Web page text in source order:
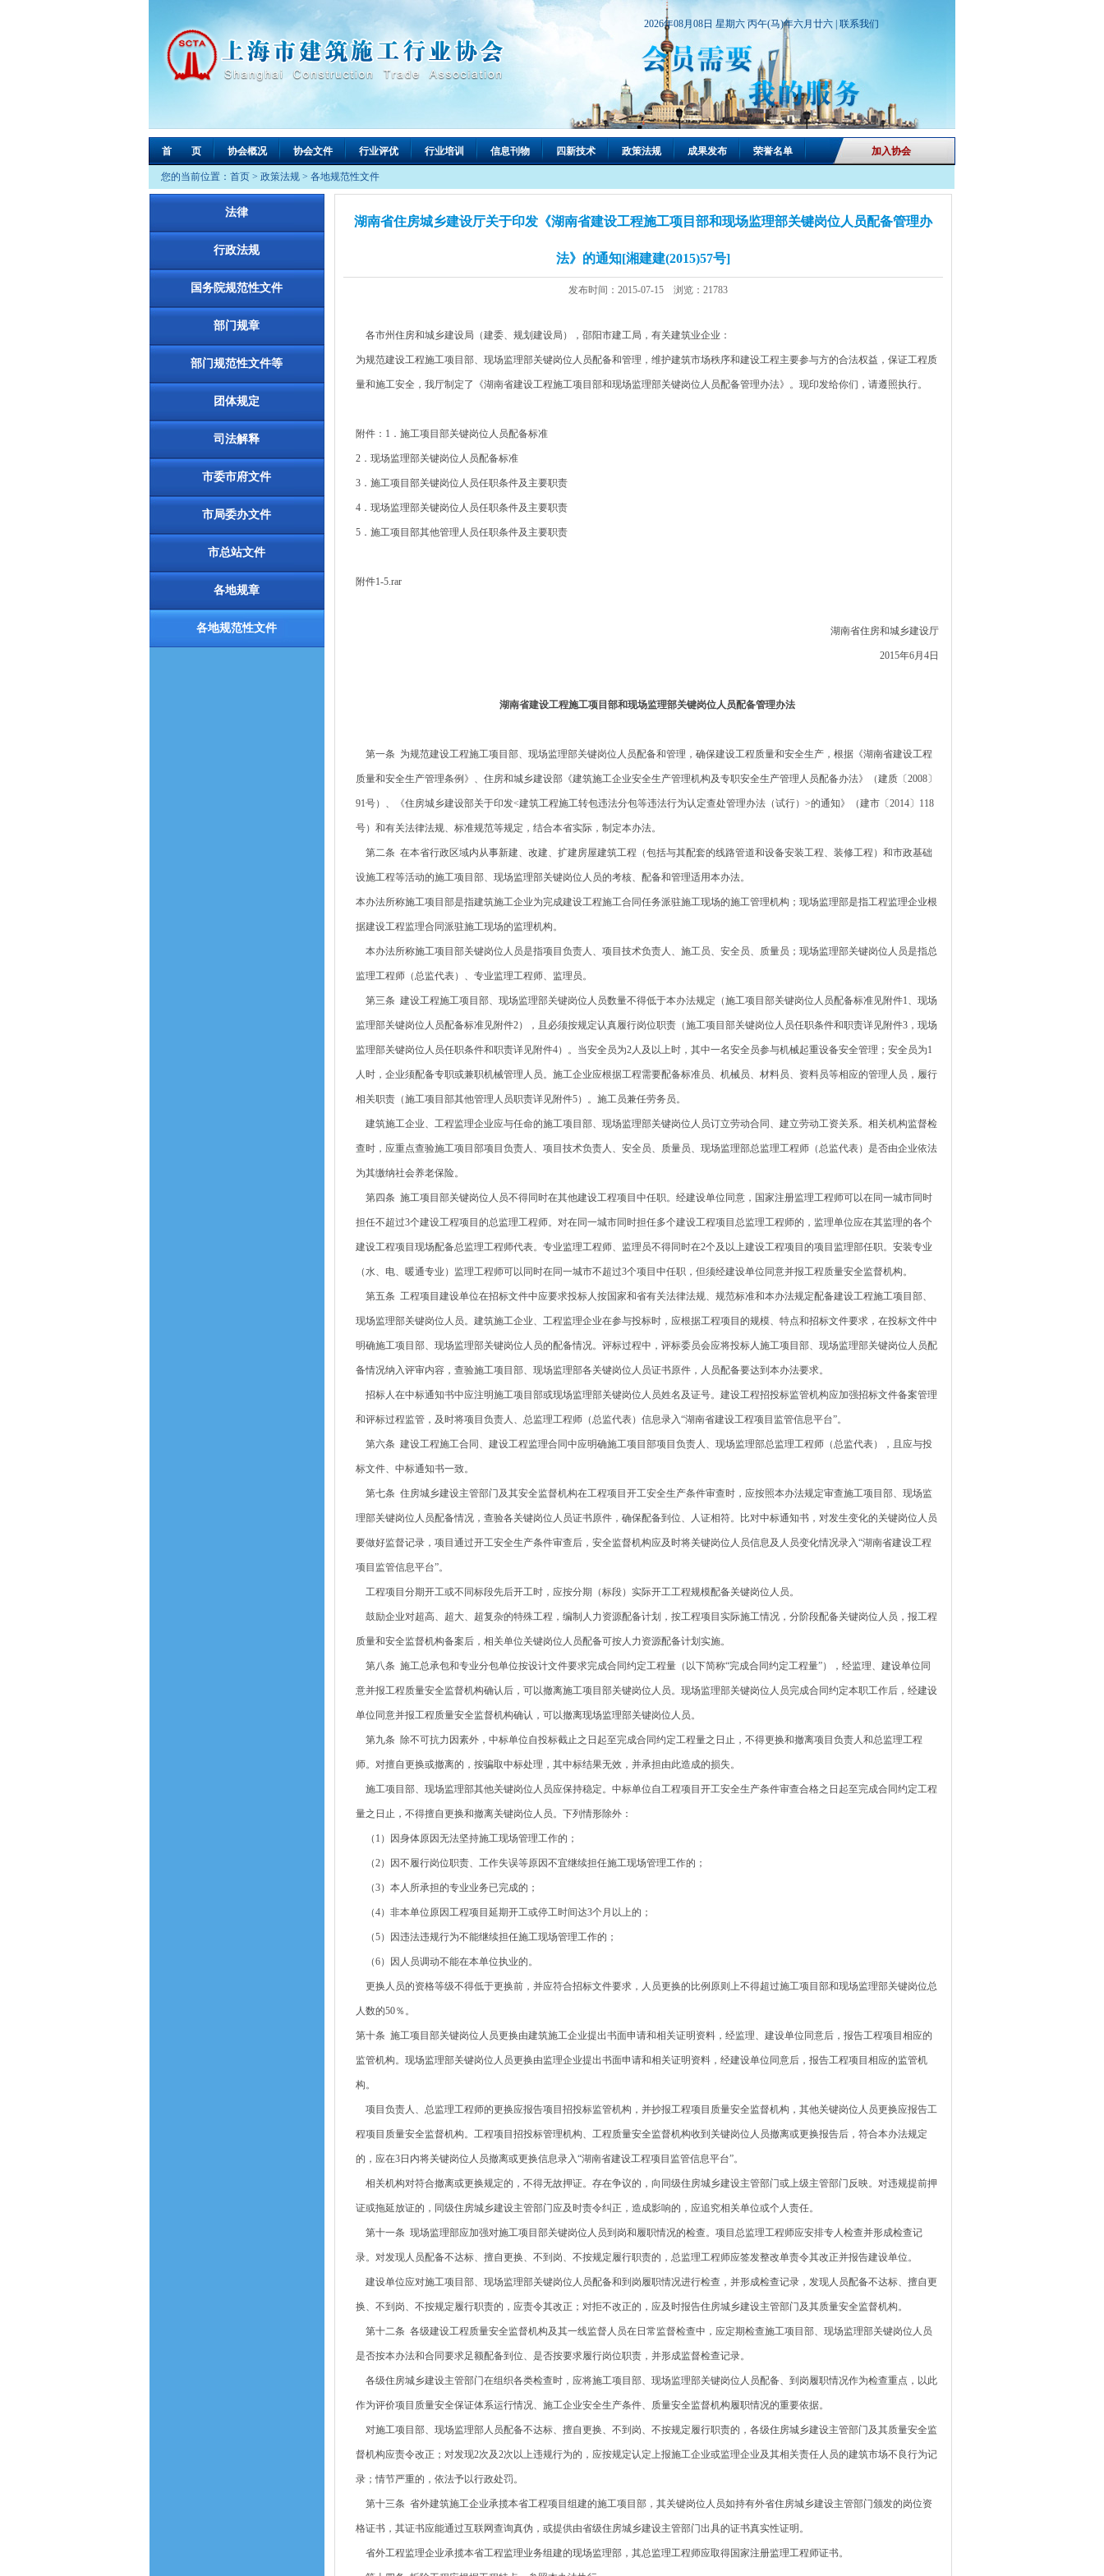
2026年08月08日 星期六 丙午(马)年六月廿六 | 联系我们
首 页 协会概况 协会文件 行业评优 行业培训 信息刊物 四新技术 政策法规 成果发布 荣誉名单 加入协会
您的当前位置： 首页 > 政策法规 > 各地规范性文件
法律
行政法规
国务院规范性文件
部门规章
部门规范性文件等
团体规定
司法解释
市委市府文件
市局委办文件
市总站文件
各地规章
各地规范性文件
湖南省住房城乡建设厅关于印发《湖南省建设工程施工项目部和现场监理部关键岗位人员配备管理办
法》的通知[湘建建(2015)57号]
发布时间：2015-07-15 浏览：21783
各市州住房和城乡建设局（建委、规划建设局），邵阳市建工局，有关建筑业企业：
为规范建设工程施工项目部、现场监理部关键岗位人员配备和管理，维护建筑市场秩序和建设工程主要参与方的合法权益，保证工程质
量和施工安全，我厅制定了《湖南省建设工程施工项目部和现场监理部关键岗位人员配备管理办法》。现印发给你们，请遵照执行。
附件：1．施工项目部关键岗位人员配备标准
2．现场监理部关键岗位人员配备标准
3．施工项目部关键岗位人员任职条件及主要职责
4．现场监理部关键岗位人员任职条件及主要职责
5．施工项目部其他管理人员任职条件及主要职责
附件1-5.rar
湖南省住房和城乡建设厅
2015年6月4日
湖南省建设工程施工项目部和现场监理部关键岗位人员配备管理办法
第一条 为规范建设工程施工项目部、现场监理部关键岗位人员配备和管理，确保建设工程质量和安全生产，根据《湖南省建设工程
质量和安全生产管理条例》、住房和城乡建设部《建筑施工企业安全生产管理机构及专职安全生产管理人员配备办法》（建质〔2008〕
91号）、《住房城乡建设部关于印发<建筑工程施工转包违法分包等违法行为认定查处管理办法（试行）>的通知》（建市〔2014〕118
号）和有关法律法规、标准规范等规定，结合本省实际，制定本办法。
第二条 在本省行政区域内从事新建、改建、扩建房屋建筑工程（包括与其配套的线路管道和设备安装工程、装修工程）和市政基础
设施工程等活动的施工项目部、现场监理部关键岗位人员的考核、配备和管理适用本办法。
本办法所称施工项目部是指建筑施工企业为完成建设工程施工合同任务派驻施工现场的施工管理机构；现场监理部是指工程监理企业根
据建设工程监理合同派驻施工现场的监理机构。
本办法所称施工项目部关键岗位人员是指项目负责人、项目技术负责人、施工员、安全员、质量员；现场监理部关键岗位人员是指总
监理工程师（总监代表）、专业监理工程师、监理员。
第三条 建设工程施工项目部、现场监理部关键岗位人员数量不得低于本办法规定（施工项目部关键岗位人员配备标准见附件1、现场
监理部关键岗位人员配备标准见附件2），且必须按规定认真履行岗位职责（施工项目部关键岗位人员任职条件和职责详见附件3，现场
监理部关键岗位人员任职条件和职责详见附件4）。当安全员为2人及以上时，其中一名安全员参与机械起重设备安全管理；安全员为1
人时，企业须配备专职或兼职机械管理人员。施工企业应根据工程需要配备标准员、机械员、材料员、资料员等相应的管理人员，履行
相关职责（施工项目部其他管理人员职责详见附件5）。施工员兼任劳务员。
建筑施工企业、工程监理企业应与任命的施工项目部、现场监理部关键岗位人员订立劳动合同、建立劳动工资关系。相关机构监督检
查时，应重点查验施工项目部项目负责人、项目技术负责人、安全员、质量员、现场监理部总监理工程师（总监代表）是否由企业依法
为其缴纳社会养老保险。
第四条 施工项目部关键岗位人员不得同时在其他建设工程项目中任职。经建设单位同意，国家注册监理工程师可以在同一城市同时
担任不超过3个建设工程项目的总监理工程师。对在同一城市同时担任多个建设工程项目总监理工程师的，监理单位应在其监理的各个
建设工程项目现场配备总监理工程师代表。专业监理工程师、监理员不得同时在2个及以上建设工程项目的项目监理部任职。安装专业
（水、电、暖通专业）监理工程师可以同时在同一城市不超过3个项目中任职，但须经建设单位同意并报工程质量安全监督机构。
第五条 工程项目建设单位在招标文件中应要求投标人按国家和省有关法律法规、规范标准和本办法规定配备建设工程施工项目部、
现场监理部关键岗位人员。建筑施工企业、工程监理企业在参与投标时，应根据工程项目的规模、特点和招标文件要求，在投标文件中
明确施工项目部、现场监理部关键岗位人员的配备情况。评标过程中，评标委员会应将投标人施工项目部、现场监理部关键岗位人员配
备情况纳入评审内容，查验施工项目部、现场监理部各关键岗位人员证书原件，人员配备要达到本办法要求。
招标人在中标通知书中应注明施工项目部或现场监理部关键岗位人员姓名及证号。建设工程招投标监管机构应加强招标文件备案管理
和评标过程监管，及时将项目负责人、总监理工程师（总监代表）信息录入“湖南省建设工程项目监管信息平台”。
第六条 建设工程施工合同、建设工程监理合同中应明确施工项目部项目负责人、现场监理部总监理工程师（总监代表），且应与投
标文件、中标通知书一致。
第七条 住房城乡建设主管部门及其安全监督机构在工程项目开工安全生产条件审查时，应按照本办法规定审查施工项目部、现场监
理部关键岗位人员配备情况，查验各关键岗位人员证书原件，确保配备到位、人证相符。比对中标通知书，对发生变化的关键岗位人员
要做好监督记录，项目通过开工安全生产条件审查后，安全监督机构应及时将关键岗位人员信息及人员变化情况录入“湖南省建设工程
项目监管信息平台”。
工程项目分期开工或不同标段先后开工时，应按分期（标段）实际开工工程规模配备关键岗位人员。
鼓励企业对超高、超大、超复杂的特殊工程，编制人力资源配备计划，按工程项目实际施工情况，分阶段配备关键岗位人员，报工程
质量和安全监督机构备案后，相关单位关键岗位人员配备可按人力资源配备计划实施。
第八条 施工总承包和专业分包单位按设计文件要求完成合同约定工程量（以下简称“完成合同约定工程量”），经监理、建设单位同
意并报工程质量安全监督机构确认后，可以撤离施工项目部关键岗位人员。现场监理部关键岗位人员完成合同约定本职工作后，经建设
单位同意并报工程质量安全监督机构确认，可以撤离现场监理部关键岗位人员。
第九条 除不可抗力因素外，中标单位自投标截止之日起至完成合同约定工程量之日止，不得更换和撤离项目负责人和总监理工程
师。对擅自更换或撤离的，按骗取中标处理，其中标结果无效，并承担由此造成的损失。
施工项目部、现场监理部其他关键岗位人员应保持稳定。中标单位自工程项目开工安全生产条件审查合格之日起至完成合同约定工程
量之日止，不得擅自更换和撤离关键岗位人员。下列情形除外：
（1）因身体原因无法坚持施工现场管理工作的；
（2）因不履行岗位职责、工作失误等原因不宜继续担任施工现场管理工作的；
（3）本人所承担的专业业务已完成的；
（4）非本单位原因工程项目延期开工或停工时间达3个月以上的；
（5）因违法违规行为不能继续担任施工现场管理工作的；
（6）因人员调动不能在本单位执业的。
更换人员的资格等级不得低于更换前，并应符合招标文件要求，人员更换的比例原则上不得超过施工项目部和现场监理部关键岗位总
人数的50％。
第十条 施工项目部关键岗位人员更换由建筑施工企业提出书面申请和相关证明资料，经监理、建设单位同意后，报告工程项目相应的
监管机构。现场监理部关键岗位人员更换由监理企业提出书面申请和相关证明资料，经建设单位同意后，报告工程项目相应的监管机
构。
项目负责人、总监理工程师的更换应报告项目招投标监管机构，并抄报工程项目质量安全监督机构，其他关键岗位人员更换应报告工
程项目质量安全监督机构。工程项目招投标管理机构、工程质量安全监督机构收到关键岗位人员撤离或更换报告后，符合本办法规定
的，应在3日内将关键岗位人员撤离或更换信息录入“湖南省建设工程项目监管信息平台”。
相关机构对符合撤离或更换规定的，不得无故押证。存在争议的，向同级住房城乡建设主管部门或上级主管部门反映。对违规提前押
证或拖延放证的，同级住房城乡建设主管部门应及时责令纠正，造成影响的，应追究相关单位或个人责任。
第十一条 现场监理部应加强对施工项目部关键岗位人员到岗和履职情况的检查。项目总监理工程师应安排专人检查并形成检查记
录。对发现人员配备不达标、擅自更换、不到岗、不按规定履行职责的，总监理工程师应签发整改单责令其改正并报告建设单位。
建设单位应对施工项目部、现场监理部关键岗位人员配备和到岗履职情况进行检查，并形成检查记录，发现人员配备不达标、擅自更
换、不到岗、不按规定履行职责的，应责令其改正；对拒不改正的，应及时报告住房城乡建设主管部门及其质量安全监督机构。
第十二条 各级建设工程质量安全监督机构及其一线监督人员在日常监督检查中，应定期检查施工项目部、现场监理部关键岗位人员
是否按本办法和合同要求足额配备到位、是否按要求履行岗位职责，并形成监督检查记录。
各级住房城乡建设主管部门在组织各类检查时，应将施工项目部、现场监理部关键岗位人员配备、到岗履职情况作为检查重点，以此
作为评价项目质量安全保证体系运行情况、施工企业安全生产条件、质量安全监督机构履职情况的重要依据。
对施工项目部、现场监理部人员配备不达标、擅自更换、不到岗、不按规定履行职责的，各级住房城乡建设主管部门及其质量安全监
督机构应责令改正；对发现2次及2次以上违规行为的，应按规定认定上报施工企业或监理企业及其相关责任人员的建筑市场不良行为记
录；情节严重的，依法予以行政处罚。
第十三条 省外建筑施工企业承揽本省工程项目组建的施工项目部，其关键岗位人员如持有外省住房城乡建设主管部门颁发的岗位资
格证书，其证书应能通过互联网查询真伪，或提供由省级住房城乡建设主管部门出具的证书真实性证明。
省外工程监理企业承揽本省工程监理业务组建的现场监理部，其总监理工程师应取得国家注册监理工程师证书。